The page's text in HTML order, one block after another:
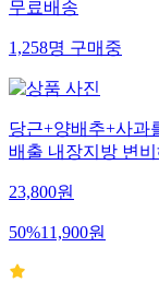
무료배송
1,258명구매중
당근+양배추+사과
배출 내장지방 변
23,800원
50%11,900원